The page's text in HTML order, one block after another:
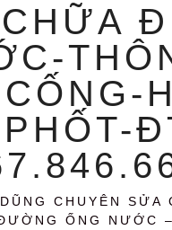
CHUYÊN SỬA
ỐNG NƯỚC